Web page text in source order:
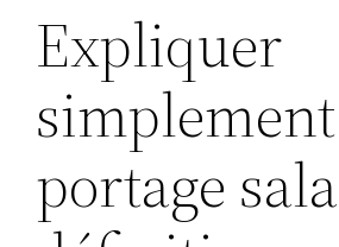
Expliquer
simplement
portage